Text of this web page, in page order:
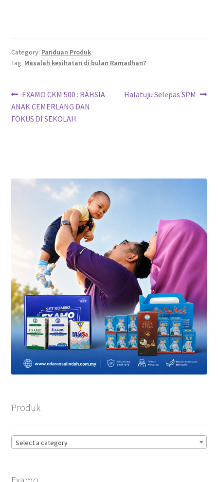
Category: Panduan Produk
Tag: Masalah kesihatan di bulan Ramadhan?
Post
navigation
Previous
post:
EXAMO CKM 500 : RAHSIA
ANAK CEMERLANG DAN
FOKUS DI SEKOLAH
Next
Halatuju Selepas SPM
Produk
Select a category